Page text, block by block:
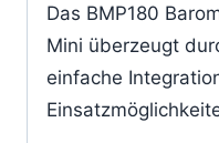
Das BMP180
Mini überzeugt
einfache